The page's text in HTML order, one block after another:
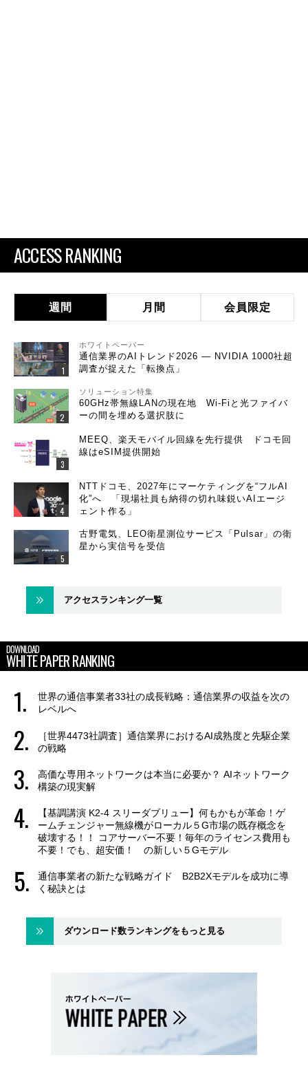
ACCESS RANKING
週間 月間 会員限定
ホワイトペーパー
通信業界のAIトレンド2026 ― NVIDIA 1000社超
調査が捉えた「転換点」
ソリューション特集
60GHz帯無線LANの現在地 Wi-Fiと光ファイバ
ーの間を埋める選択肢に
MEEQ、楽天モバイル回線を先行提供 ドコモ回
線はeSIM提供開始
NTTドコモ、2027年にマーケティングを“フルAI
化”へ 「現場社員も納得の切れ味鋭いAIエージ
ェント作る」
古野電気、LEO衛星測位サービス「Pulsar」の衛
星から実信号を受信
アクセスランキング一覧
DOWNLOAD
WHITE PAPER RANKING
世界の通信事業者33社の成長戦略：通信業界の収益を次の
レベルへ
［世界4473社調査］通信業界におけるAI成熟度と先駆企業
の戦略
高価な専用ネットワークは本当に必要か？ AIネットワーク
構築の現実解
【基調講演 K2-4 スリーダブリュー】何もかもが革命！ゲ
ームチェンジャー無線機がローカル５G市場の既存概念を
破壊する！！ コアサーバー不要！毎年のライセンス費用も
不要！でも、超安価！ の新しい５Gモデル
通信事業者の新たな戦略ガイド B2B2Xモデルを成功に導
く秘訣とは
ダウンロード数ランキングをもっと見る